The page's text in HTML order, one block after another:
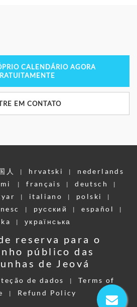
CALENDÁRIO AGORA
EM CONTATO
人 | hrvatski | nederlands
| français | deutsch |
| italiano | polski |
| pусский | español |
| українська
reserva para o
público das
de Jeová
de dados |
Terms of
| Refund Policy